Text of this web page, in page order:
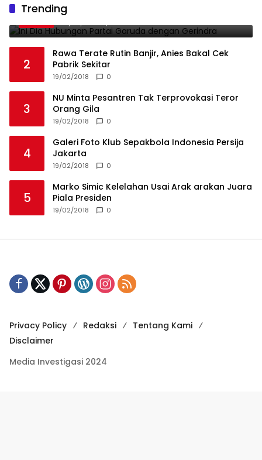
Trending
1
Gerindra
2
Rawa Terate Rutin Banjir, Anies Bakal Cek
Pabrik Sekitar
19/02/2018 0
3
NU Minta Pesantren Tak Terprovokasi Teror
Orang Gila
19/02/2018 0
4
Galeri Foto Klub Sepakbola Indonesia Persija
Jakarta
19/02/2018 0
5
Marko Simic Kelelahan Usai Arak arakan Juara
Piala Presiden
19/02/2018 0
Privacy Policy Redaksi
Tentang Kami
Disclaimer
Media Investigasi 2024